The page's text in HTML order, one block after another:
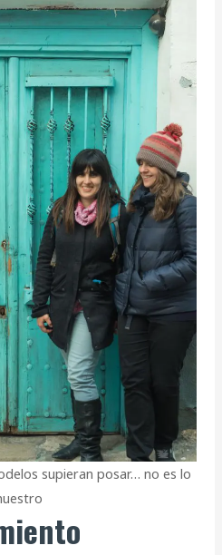
supieran posar… no es lo